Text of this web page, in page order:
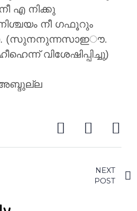
എ നിക്കു
നീ ഗഫൂറും
(സുനനുന്നസാഇൗ.
വിശേഷിപ്പിച്ചു)
NEXT
POST